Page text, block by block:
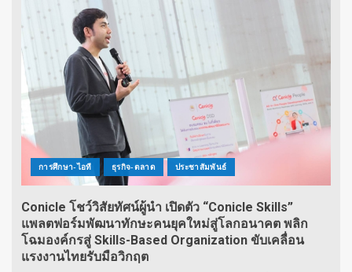
การศึกษา-ไอที ธุรกิจ-ตลาด ประชาสัมพันธ์
Conicle โชว์วิสัยทัศน์ผู้นำ เปิดตัว “Conicle Skills”
แพลตฟอร์มพัฒนาทักษะคนยุคใหม่สู่โลกอนาคต พลิก
โฉมองค์กรสู่ Skills-Based Organization ขับเคลื่อน
แรงงานไทยรับมือวิกฤต